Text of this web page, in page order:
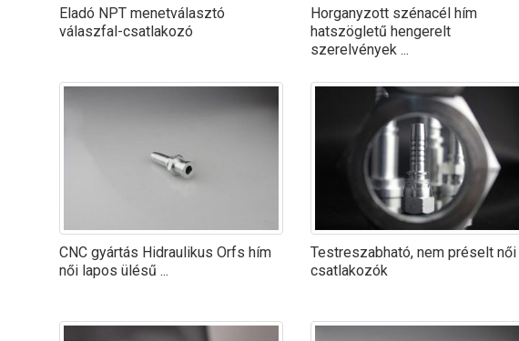
Eladó NPT menetválasztó
válaszfal-csatlakozó
Horganyzott szénacél hím
hatszögletű hengerelt
szerelvények ...
CNC gyártás Hidraulikus Orfs hím
női lapos ülésű ...
Testreszabható, nem préselt női
csatlakozók